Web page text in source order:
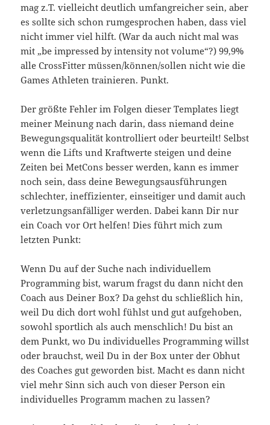
mag z.T. vielleicht deutlich umfangreicher sein, aber
es sollte sich schon rumgesprochen haben, dass viel
nicht immer viel hilft. (War da auch nicht mal was
mit „be impressed by intensity not volume“?) 99,9%
alle CrossFitter müssen/können/sollen nicht wie die
Games Athleten trainieren. Punkt.
Der größte Fehler im Folgen dieser Templates liegt
meiner Meinung nach darin, dass niemand deine
Bewegungsqualität kontrolliert oder beurteilt! Selbst
wenn die Lifts und Kraftwerte steigen und deine
Zeiten bei MetCons besser werden, kann es immer
noch sein, dass deine Bewegungsausführungen
schlechter, ineffizienter, einseitiger und damit auch
verletzungsanfälliger werden. Dabei kann Dir nur
ein Coach vor Ort helfen! Dies führt mich zum
letzten Punkt:
Wenn Du auf der Suche nach individuellem
Programming bist, warum fragst du dann nicht den
Coach aus Deiner Box? Da gehst du schließlich hin,
weil Du dich dort wohl fühlst und gut aufgehoben,
sowohl sportlich als auch menschlich! Du bist an
dem Punkt, wo Du individuelles Programming willst
oder brauchst, weil Du in der Box unter der Obhut
des Coaches gut geworden bist. Macht es dann nicht
viel mehr Sinn sich auch von dieser Person ein
individuelles Programm machen zu lassen?